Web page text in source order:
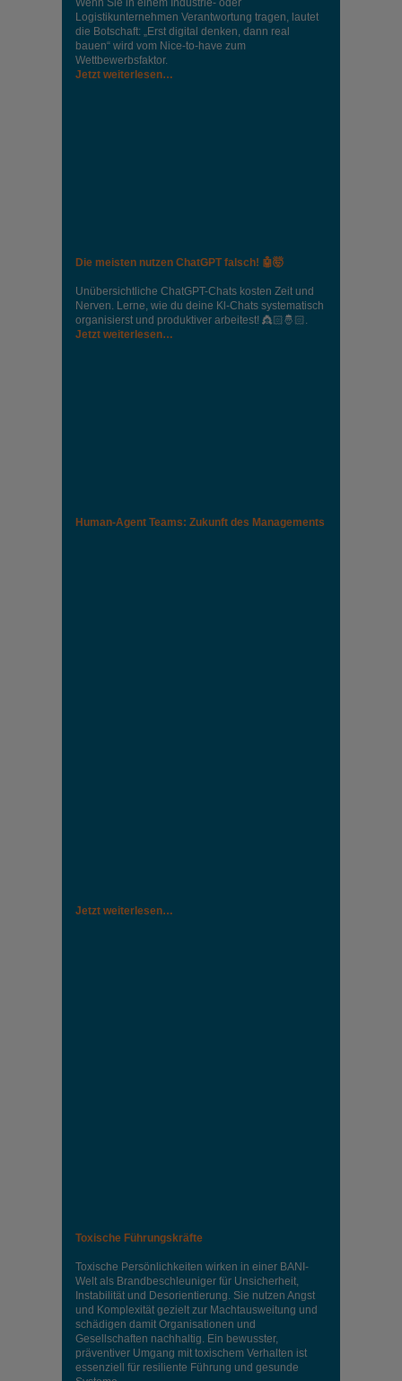
Wenn Sie in einem Industrie‑ oder
Logistikunternehmen Verantwortung tragen, lautet
die Botschaft: „Erst digital denken, dann real
bauen“ wird vom Nice‑to‑have zum
Wettbewerbsfaktor.
Jetzt weiterlesen…
Die meisten nutzen ChatGPT falsch! 🤖🤯
Unübersichtliche ChatGPT-Chats kosten Zeit und
Nerven. Lerne, wie du deine Kl-Chats systematisch
organisierst und produktiver arbeitest! 👸🏻🤴🏻.
Jetzt weiterlesen…
Human-Agent Teams: Zukunft des Managements
Jetzt weiterlesen…
Toxische Führungskräfte
Toxische Persönlichkeiten wirken in einer BANI-
Welt als Brandbeschleuniger für Unsicherheit,
Instabilität und Desorientierung. Sie nutzen Angst
und Komplexität gezielt zur Machtausweitung und
schädigen damit Organisationen und
Gesellschaften nachhaltig. Ein bewusster,
präventiver Umgang mit toxischem Verhalten ist
essenziell für resiliente Führung und gesunde